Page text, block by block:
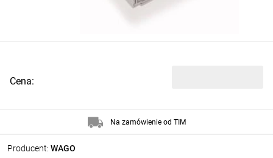
Producent: WAGO
Cena:
Na zamówienie od TIM